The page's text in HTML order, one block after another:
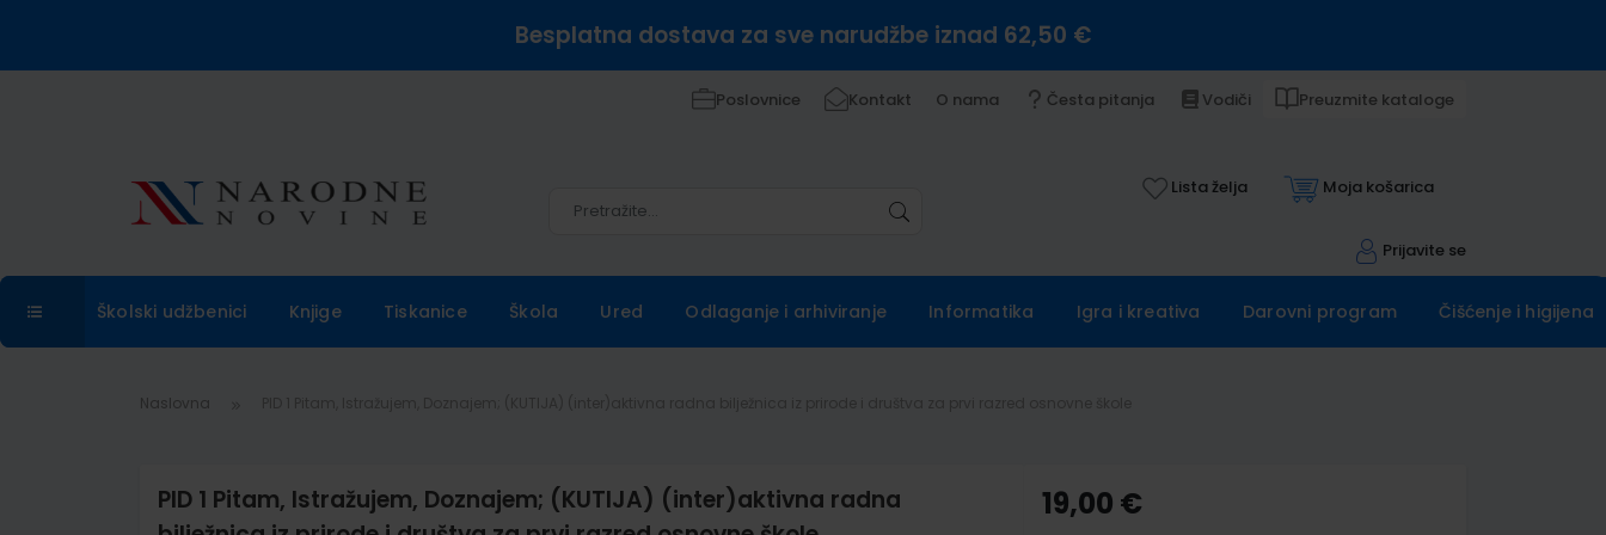
Besplatna dostava za sve narudžbe iznad 62,50 €
Poslovnice Kontakt O nama Česta pitanja Vodiči Preuzmite kataloge
Lista želja Moja košarica
Prijavite se
Školski udžbenici Knjige Tiskanice Škola Ured Odlaganje i arhiviranje Informatika Igra i kreativa Darovni program Čišćenje i higijena
Naslovna
PID 1 Pitam, Istražujem, Doznajem; (KUTIJA) (inter)aktivna radna
19,00 €